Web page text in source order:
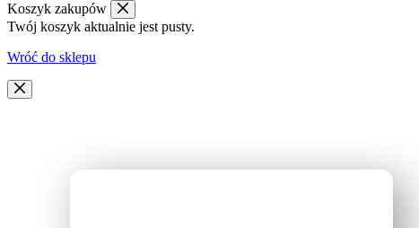
Koszyk zakupów
Twój koszyk aktualnie jest pusty.
Wróć do sklepu